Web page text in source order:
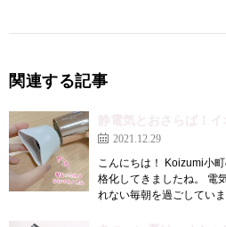
関連する記事
2021.12.29
こんにちは！ Koizumi小
格化してきましたね。 電
れない毎朝を過ごしてい